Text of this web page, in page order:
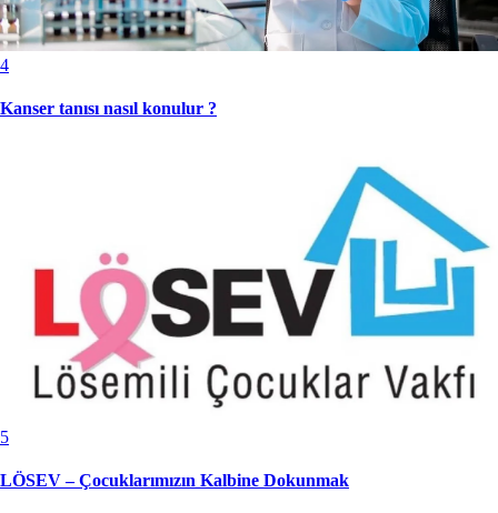
4
Kanser tanısı nasıl konulur ?
5
LÖSEV – Çocuklarımızın Kalbine Dokunmak